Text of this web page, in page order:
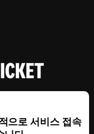
으로 서비스 접속